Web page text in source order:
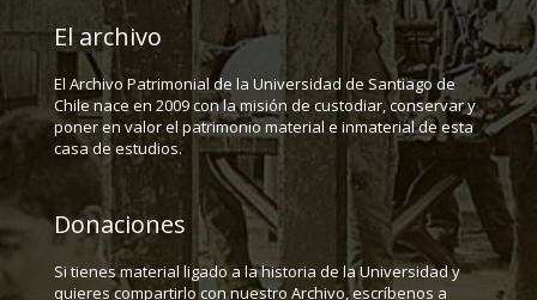
El archivo
El Archivo Patrimonial de la Universidad de Santiago de
Chile nace en 2009 con la misión de custodiar, conservar y
poner en valor el patrimonio material e inmaterial de esta
casa de estudios.
Donaciones
Si tienes material ligado a la historia de la Universidad y
quieres compartirlo con nuestro Archivo, escríbenos a